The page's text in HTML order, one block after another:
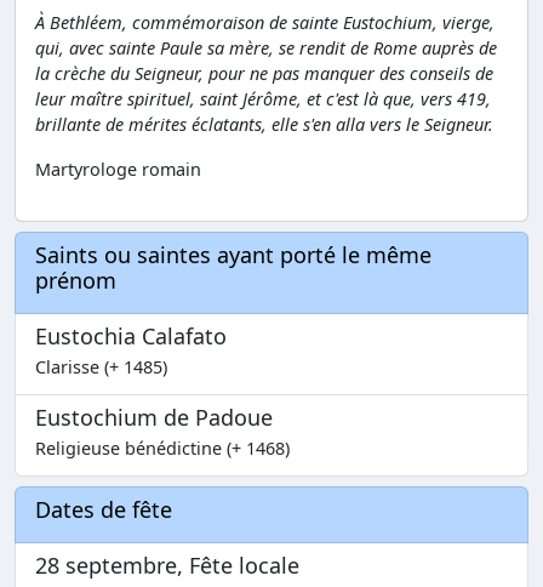
À Bethléem, commémoraison de sainte Eustochium, vierge,
qui, avec sainte Paule sa mère, se rendit de Rome auprès de
la crèche du Seigneur, pour ne pas manquer des conseils de
leur maître spirituel, saint Jérôme, et c'est là que, vers 419,
brillante de mérites éclatants, elle s'en alla vers le Seigneur.
Martyrologe romain
Saints ou saintes ayant porté le même
prénom
Eustochia Calafato
Clarisse (+ 1485)
Eustochium de Padoue
Religieuse bénédictine (+ 1468)
Dates de fête
28 septembre, Fête locale